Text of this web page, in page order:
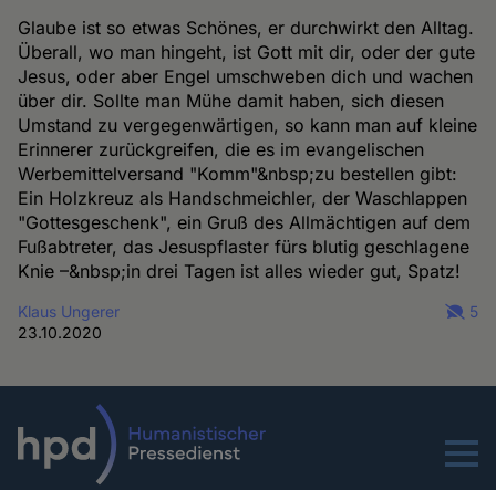
Glaube ist so etwas Schönes, er durchwirkt den Alltag.
Überall, wo man hingeht, ist Gott mit dir, oder der gute
Jesus, oder aber Engel umschweben dich und wachen
über dir. Sollte man Mühe damit haben, sich diesen
Umstand zu vergegenwärtigen, so kann man auf kleine
Erinnerer zurückgreifen, die es im evangelischen
Werbemittelversand "Komm"&nbsp;zu bestellen gibt:
Ein Holzkreuz als Handschmeichler, der Waschlappen
"Gottesgeschenk", ein Gruß des Allmächtigen auf dem
Fußabtreter, das Jesuspflaster fürs blutig geschlagene
Knie –&nbsp;in drei Tagen ist alles wieder gut, Spatz!
Klaus Ungerer
23.10.2020
5
Menu